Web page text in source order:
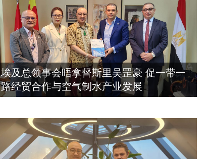
埃及总领事会晤拿督斯里吴罡豪 促一带一
路经贸合作与空气制水产业发展